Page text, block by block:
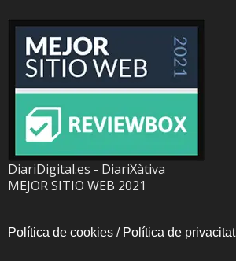
DiariDigital.es - DiariXàtiva
MEJOR SITIO WEB 2021
Política de cookies / Política de privacitat